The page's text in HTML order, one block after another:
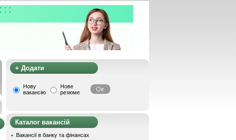
+ Додати
Нову
вакансію
Нове
резюме
Каталог вакансій
Вакансії в банку та фінансах